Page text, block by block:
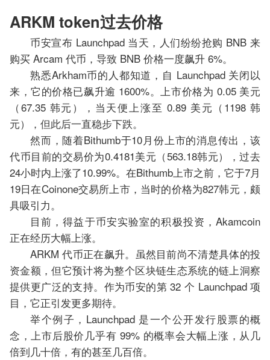
ARKM token过去价格
币安宣布 Launchpad 当天，人们纷纷抢购 BNB 来
购买 Arcam 代币，导致 BNB 价格一度飙升 6%。
熟悉Arkham币的人都知道，自 Launchpad 关闭以
来，它的价格已飙升逾 1600%。上市价格为 0.05 美元
（67.35 韩元），当天便上涨至 0.89 美元（1198 韩
元），但此后一直稳步下跌。
然而，随着Bithumb于10月份上市的消息传出，该
代币目前的交易价为0.4181美元（563.18韩元），过去
24小时内上涨了10.99%。在Bithumb上市之前，它于7月
19日在Coinone交易所上市，当时的价格为827韩元，颇
具吸引力。
目前，得益于币安实验室的积极投资，Akamcoin
正在经历大幅上涨。
ARKM 代币正在飙升。虽然目前尚不清楚具体的投
资金额，但它预计将为整个区块链生态系统的链上洞察
提供更广泛的支持。作为币安的第 32 个 Launchpad 项
目，它正引发更多期待。
举个例子，Launchpad 是一个公开发行股票的概
念，上市后股价几乎有 99% 的概率会大幅上涨，从几
倍到几十倍，有的甚至几百倍。